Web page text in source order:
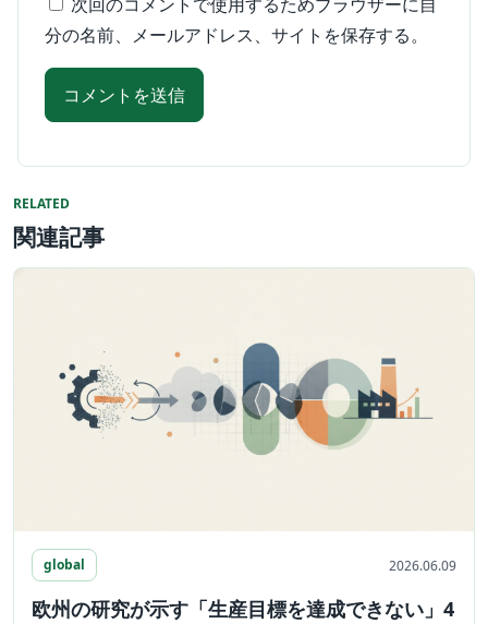
分の名前、メールアドレス、サイトを保存する。
RELATED
関連記事
global 2026.06.09
欧州の研究が示す「生産目標を達成できない」4